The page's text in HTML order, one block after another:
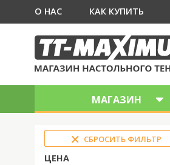
О НАС КАК КУПИТЬ
МАГАЗИН
СБРОСИТЬ ФИЛЬТР
ЦЕНА